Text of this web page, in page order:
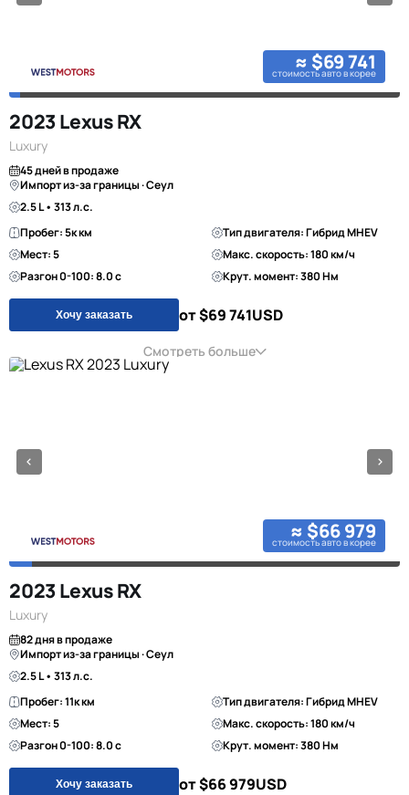
≈ $69 741
стоимость авто в корее
2023 Lexus RX
Luxury
45 дней в продаже
Импорт из-за границы · Сеул
2.5 L • 313 л.с.
Пробег: 5к км
Тип двигателя: Гибрид MHEV
Мест: 5
Макс. скорость: 180 км/ч
Разгон 0-100: 8.0 с
Крут. момент: 380 Нм
Хочу заказать от $69 741USD
Смотреть больше
≈ $66 979
стоимость авто в корее
2023 Lexus RX
Luxury
82 дня в продаже
Импорт из-за границы · Сеул
2.5 L • 313 л.с.
Пробег: 11к км
Тип двигателя: Гибрид MHEV
Мест: 5
Макс. скорость: 180 км/ч
Разгон 0-100: 8.0 с
Крут. момент: 380 Нм
Хочу заказать от $66 979USD